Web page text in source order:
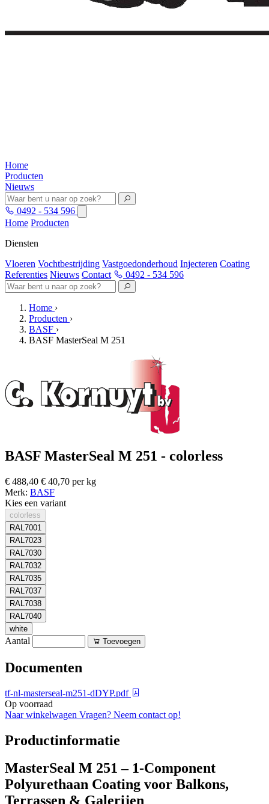
Home
Producten
Nieuws
0492 - 534 596
Home Producten
Diensten
Vloeren Vochtbestrijding Vastgoedonderhoud Injecteren Coating
Referenties Nieuws Contact 0492 - 534 596
Home ›
Producten ›
BASF ›
BASF MasterSeal M 251
BASF MasterSeal M 251 - colorless
€ 488,40 € 40,70 per kg
Merk: BASF
Kies een variant
colorless
RAL7001
RAL7023
RAL7030
RAL7032
RAL7035
RAL7037
RAL7038
RAL7040
white
Aantal Toevoegen
Documenten
tf-nl-masterseal-m251-dDYP.pdf
Op voorraad
Naar winkelwagen Vragen? Neem contact op!
Productinformatie
MasterSeal M 251 – 1-Component
Polyurethaan Coating voor Balkons,
Terrassen & Galerijen